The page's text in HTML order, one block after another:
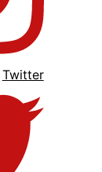
Twitter